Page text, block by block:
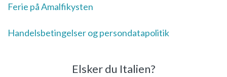
Ferie på Amalfikysten
Handelsbetingelser og persondatapolitik
Elsker du Italien?